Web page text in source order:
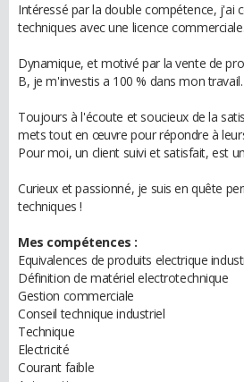
Intéressé par la double compétence, j'ai
techniques avec une licence commerciale.
Dynamique, et motivé par la vente de
B, je m'investis a 100 % dans mon travail.
Toujours à l'écoute et soucieux de la
mets tout en œuvre pour répondre à
Pour moi, un client suivi et satisfait, est
Curieux et passionné, je suis en quête
techniques !
Mes compétences :
Equivalences de produits electrique
Définition de matériel electrotechnique
Gestion commerciale
Conseil technique industriel
Technique
Electricité
Courant faible